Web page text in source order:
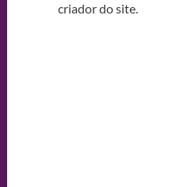
criador do site.